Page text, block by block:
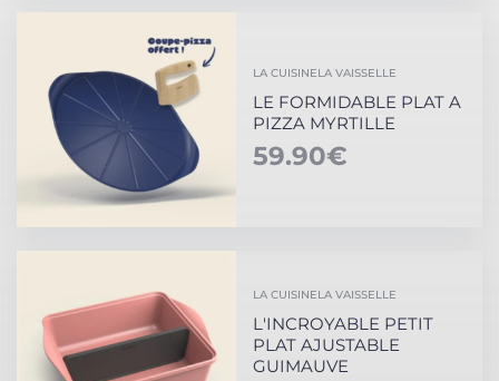
LA CUISINELA VAISSELLE
LE FORMIDABLE PLAT A
PIZZA MYRTILLE
59.90€
LA CUISINELA VAISSELLE
L'INCROYABLE PETIT
PLAT AJUSTABLE
GUIMAUVE